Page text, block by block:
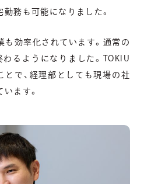
務も可能になりました。
も効率化されています。通常の
わるようになりました。TOKIU
で、経理部としても現場の社
ます。